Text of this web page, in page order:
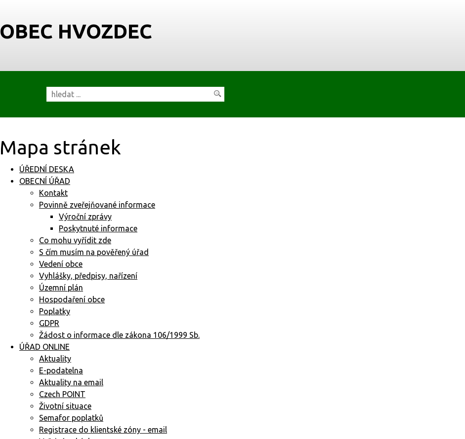
OBEC HVOZDEC
Mapa stránek
ÚŘEDNÍ DESKA
OBECNÍ ÚŘAD
Kontakt
Povinně zveřejňované informace
Výroční zprávy
Poskytnuté informace
Co mohu vyřídit zde
S čím musím na pověřený úřad
Vedení obce
Vyhlášky, předpisy, nařízení
Územní plán
Hospodaření obce
Poplatky
GDPR
Žádost o informace dle zákona 106/1999 Sb.
ÚŘAD ONLINE
Aktuality
E-podatelna
Aktuality na email
Czech POINT
Životní situace
Semafor poplatků
Registrace do klientské zóny - email